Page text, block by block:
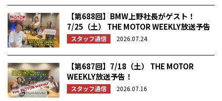
【第688回】BMW上野社長がゲスト！
7/25（土） THE MOTOR WEEKLY放送予告
スタッフ通信 2026.07.24
【第687回】7/18（土） THE MOTOR
WEEKLY放送予告！
スタッフ通信 2026.07.16